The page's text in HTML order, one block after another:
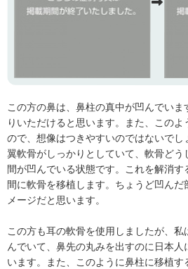
この方の鼻は、鼻柱の真中が凹んでい
りいただけると思います。また、この
ので、想像はつきやすいのではないで
翼軟骨がしっかりとしていて、軟骨ど
間が凹んでいる状態です。これを解消
間に軟骨を移植します。ちょうど凹ん
メージだと思います。
この方も耳の軟骨を使用しましたが、
んでいて、鼻先の丸みを出すのに日本
います。また、このように鼻柱に移植す